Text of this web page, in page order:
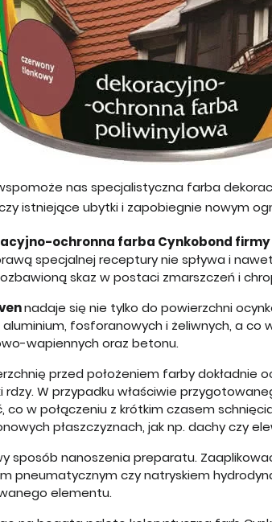
nas specjalistyczna farba
istniejące ubytki i zapobiegnie nowym
ochronna farba Cynkobond firmy
specjalnej receptury nie spływa i
skaz w postaci zmarszczeń i
nadaje się nie tylko do powierzchni
fosforanowych i żeliwnych, a co
wapiennych oraz betonu.
przed położeniem farby dokładnie
rdzy. W przypadku właściwie
co w połączeniu z krótkim czasem
płaszczyznach, jak np. dachy czy
sposób nanoszenia preparatu.
pneumatycznym czy natryskiem
elementu.